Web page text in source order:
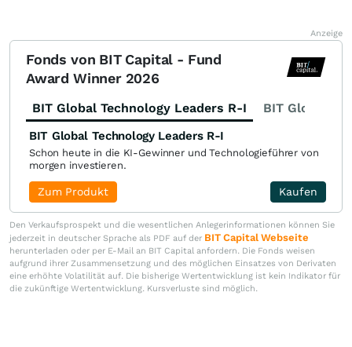
Anzeige
Fonds von BIT Capital - Fund
Award Winner 2026
BIT Global Technology Leaders R-I BIT Global
BIT Global Technology Leaders R-I
Schon heute in die KI-Gewinner und Technologieführer von
morgen investieren.
Kaufen
Zum Produkt
Den Verkaufsprospekt und die wesentlichen Anlegerinformationen können Sie
jederzeit in deutscher Sprache als PDF auf der BIT Capital Webseite
herunterladen oder per E-Mail an BIT Capital anfordern. Die Fonds weisen
aufgrund ihrer Zusammensetzung und des möglichen Einsatzes von Derivaten
eine erhöhte Volatilität auf. Die bisherige Wertentwicklung ist kein Indikator für
die zukünftige Wertentwicklung. Kursverluste sind möglich.